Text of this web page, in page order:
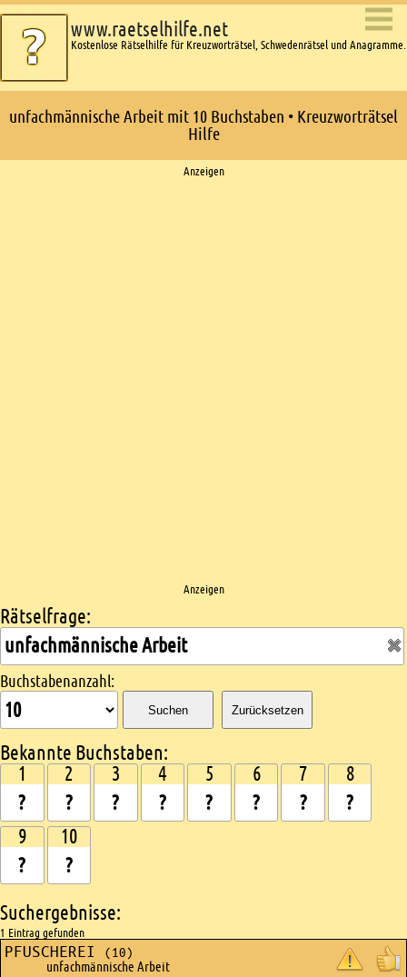
www.raetselhilfe.net
Kostenlose Rätselhilfe für Kreuzworträtsel, Schwedenrätsel und Anagramme.
unfachmännische Arbeit mit 10 Buchstaben • Kreuzworträtsel
Hilfe
Anzeigen
Anzeigen
Kreuzworträtsel suchen
Rätselfrage:
Buchstabenanzahl:
Suchen Zurücksetzen
Bekannte Buchstaben:
1 2 3 4 5 6 7 8
9 10
Suchergebnisse:
1 Eintrag gefunden
PFUSCHEREI (10)
unfachmännische Arbeit